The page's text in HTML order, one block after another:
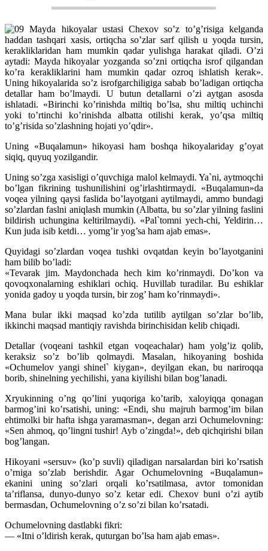
Mayda hikoyalar ustasi Chexov so’z to’g’risiga kelganda
haddan tashqari xasis, ortiqcha so’zlar sarf qilish u yoqda tursin,
kerakliklaridan ham mumkin qadar yulishga harakat qiladi. O’zi
aytadi: Mayda hikoyalar yozganda so’zni ortiqcha isrof qilgandan
ko’ra kerakliklarini ham mumkin qadar ozroq ishlatish kerak».
Uning hikoyalarida so’z isrofgarchiligiga sabab bo’ladigan ortiqcha
detallar ham bo’lmaydi. U butun detallarni o’zi aytgan asosda
ishlatadi. «Birinchi ko’rinishda miltiq bo’lsa, shu miltiq uchinchi
yoki to’rtinchi ko’rinishda albatta otilishi kerak, yo’qsa miltiq
to’g’risida so’zlashning hojati yo’qdir».
Uning «Buqalamun» hikoyasi ham boshqa hikoyalariday g’oyat
siqiq, quyuq yozilgandir.
Uning so’zga xasisligi o’quvchiga malol kelmaydi. Ya`ni, aytmoqchi
bo’lgan fikrining tushunilishini og’irlashtirmaydi. «Buqalamun»da
voqea yilning qaysi faslida bo’layotgani aytilmaydi, ammo bundagi
so’zlardan faslni aniqlash mumkin (Albatta, bu so’zlar yilning faslini
bildirish uchungina keltirilmaydi). «Pal`tomni yech-chi, Yeldirin…
Kun juda isib ketdi… yomg’ir yog’sa ham ajab emas».
Quyidagi so’zlardan voqea tushki ovqatdan keyin bo’layotganini
ham bilib bo’ladi:
«Tevarak jim. Maydonchada hech kim ko’rinmaydi. Do’kon va
qovoqxonalarning eshiklari ochiq. Huvillab turadilar. Bu eshiklar
yonida gadoy u yoqda tursin, bir zog’ ham ko’rinmaydi».
Mana bular ikki maqsad ko’zda tutilib aytilgan so’zlar bo’lib,
ikkinchi maqsad mantiqiy ravishda birinchisidan kelib chiqadi.
Detallar (voqeani tashkil etgan voqeachalar) ham yolg’iz qolib,
keraksiz so’z bo’lib qolmaydi. Masalan, hikoyaning boshida
«Ochumelov yangi shinel` kiygan», deyilgan ekan, bu nariroqqa
borib, shinelning yechilishi, yana kiyilishi bilan bog’lanadi.
Xryukinning o’ng qo’lini yuqoriga ko’tarib, xaloyiqqa qonagan
barmog’ini ko’rsatishi, uning: «Endi, shu majruh barmog’im bilan
ehtimolki bir hafta ishga yaramasman», degan arzi Ochumelovning:
«Sen ahmoq, qo’lingni tushir! Ayb o’zingda!», deb qichqirishi bilan
bog’langan.
Hikoyani «sersuv» (ko’p suvli) qiladigan narsalardan biri ko’rsatish
o’rniga so’zlab berishdir. Agar Ochumelovning «Buqalamun»
ekanini uning so’zlari orqali ko’rsatilmasa, avtor tomonidan
ta’riflansa, dunyo-dunyo so’z ketar edi. Chexov buni o’zi aytib
bermasdan, Ochumelovning o’z so’zi bilan ko’rsatadi.
Ochumelovning dastlabki fikri:
— «Itni o’ldirish kerak, quturgan bo’lsa ham ajab emas».